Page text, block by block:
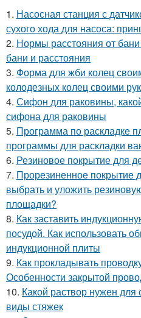
1. Насосная станция с
сухого хода для насоса:
2. Нормы расстояния от
бани и расстояния
3. Форма для жби колец
колодезных колец своими
4. Сифон для раковины,
сифона для раковины
5. Программа по раскладке
программы для раскладки
6. Резиновое покрытие для
7. Прорезиненное покрытие
выбрать и уложить
площадки?
8. Как заставить
посудой. Как использовать
индукционной плиты
9. Как прокладывать
Особенности закрытой
10. Какой раствор нужен
виды стяжек